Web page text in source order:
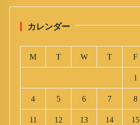
カレンダー
M T W T F
1
4 5 6 7 8
11 12 13 14 15